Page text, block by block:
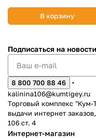
В корзину
Подписаться на
8 800 700 88 46
kalinina106@kumtigey.ru
Торговый комплекс
выдачи интернет
106 ст. 4
Интернет-магазин